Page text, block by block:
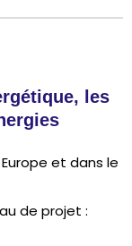
les
et dans le
de projet :